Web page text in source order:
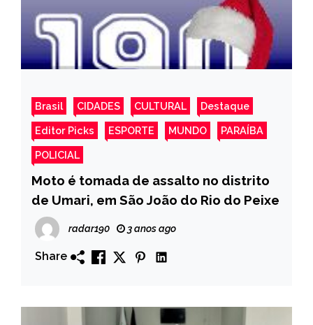
Brasil CIDADES CULTURAL Destaque
Editor Picks ESPORTE MUNDO PARAÍBA
POLICIAL
Moto é tomada de assalto no distrito
de Umari, em São João do Rio do Peixe
radar190 3 anos ago
Share